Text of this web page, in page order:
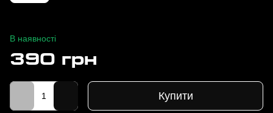
В наявності
390 грн
Купити